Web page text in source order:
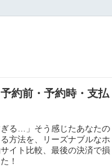
約前・予約時・支払
ぎる…」そう感じたあなたの
方法を、リーズナブルなホ
イト比較、最後の決済で損
！